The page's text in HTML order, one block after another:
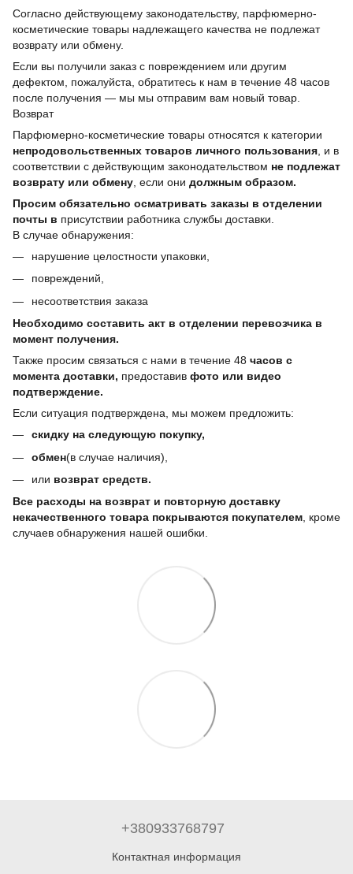
Согласно действующему законодательству, парфюмерно-
косметические товары надлежащего качества не подлежат
возврату или обмену.
Если вы получили заказ с повреждением или другим
дефектом, пожалуйста, обратитесь к нам в течение 48 часов
после получения — мы мы отправим вам новый товар.
Возврат
Парфюмерно-косметические товары относятся к категории
непродовольственных товаров личного пользования , и в
соответствии с действующим законодательством не подлежат
возврату или обмену , если они должным образом.
Просим обязательно осматривать заказы в отделении
почты в присутствии работника службы доставки.
В случае обнаружения:
нарушение целостности упаковки,
повреждений,
несоответствия заказа
Необходимо составить акт в отделении перевозчика в
момент получения.
Также просим связаться с нами в течение 48 часов с
момента доставки, предоставив фото или видео
подтверждение.
Если ситуация подтверждена, мы можем предложить:
скидку на следующую покупку,
обмен(в случае наличия),
или возврат средств.
Все расходы на возврат и повторную доставку
некачественного товара покрываются покупателем, кроме
случаев обнаружения нашей ошибки.
+380933768797
Контактная информация